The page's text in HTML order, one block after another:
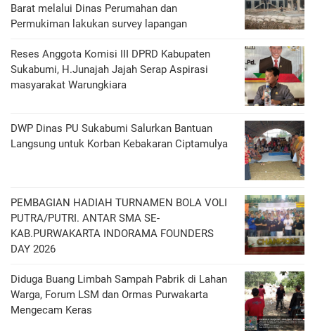
Barat melalui Dinas Perumahan dan
Permukiman lakukan survey lapangan
Reses Anggota Komisi III DPRD Kabupaten
Sukabumi, H.Junajah Jajah Serap Aspirasi
masyarakat Warungkiara
DWP Dinas PU Sukabumi Salurkan Bantuan
Langsung untuk Korban Kebakaran Ciptamulya
PEMBAGIAN HADIAH TURNAMEN BOLA VOLI
PUTRA/PUTRI. ANTAR SMA SE-
KAB.PURWAKARTA INDORAMA FOUNDERS
DAY 2026
Diduga Buang Limbah Sampah Pabrik di Lahan
Warga, Forum LSM dan Ormas Purwakarta
Mengecam Keras